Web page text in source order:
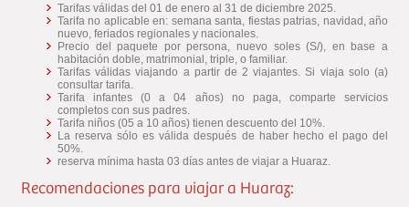
Tarifas válidas del 01 de enero al 31 de diciembre 2025.
Tarifa no aplicable en: semana santa, fiestas patrias, navidad, año
nuevo, feriados regionales y nacionales.
Precio del paquete por persona, nuevo soles (S/), en base a
habitación doble, matrimonial, triple, o familiar.
Tarifas válidas viajando a partir de 2 viajantes. Si viaja solo (a)
consultar tarifa.
Tarifa infantes (0 a 04 años) no paga, comparte servicios
completos con sus padres.
Tarifa niños (05 a 10 años) tienen descuento del 10%.
La reserva sólo es válida después de haber hecho el pago del
50%.
reserva mínima hasta 03 días antes de viajar a Huaraz.
Recomendaciones para viajar a Huaraz: